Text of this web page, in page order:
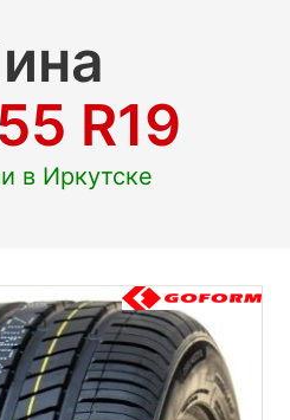
R19
в Иркутске